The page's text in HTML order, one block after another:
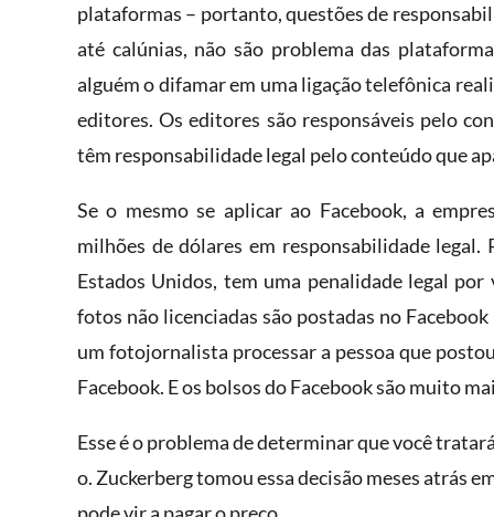
plataformas – portanto, questões de
até calúnias​,​ não são ​problema das
alguém o difamar em uma ligação telefônica
editores. Os editores são responsáveis ​​pelo
têm responsabilidade legal pelo conteúdo que
Se o mesmo ​se aplicar ao Facebook, a
milhões de dólares em responsabilidade
Estados Unidos,​ tem uma penalidade legal​
fotos não licenciadas são postadas no
um fotojornalista processa​r a pessoa que
Facebook. E os bolsos do Facebook são muito​
Esse é o problema de determinar que você
o. Zuckerberg tomou essa decisão meses atrás